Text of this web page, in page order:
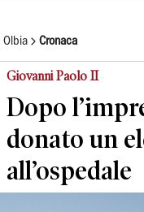
Olbia Cronaca
Giovanni Paolo II
Dopo
donato un
all’ospedale